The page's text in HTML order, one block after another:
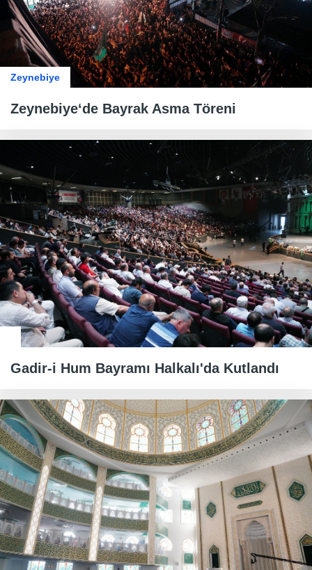
Zeynebiye
Zeynebiye‘de Bayrak Asma Töreni
Gadir-i Hum Bayramı Halkalı'da Kutlandı